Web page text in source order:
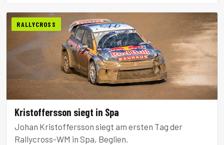
RALLYCROSS
Kristoffersson siegt in Spa
Johan Kristoffersson siegt am ersten Tag der
Rallycross-WM in Spa, Beglien.